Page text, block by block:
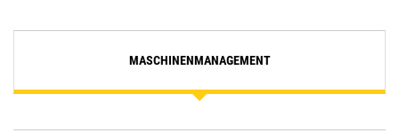
MASCHINENMANAGEMENT